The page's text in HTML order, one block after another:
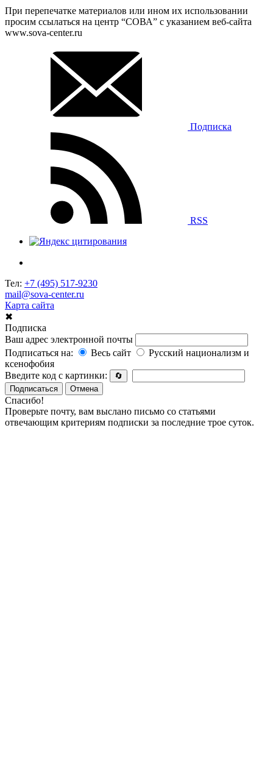
При перепечатке материалов или ином их использовании
просим ссылаться на центр “СОВА” с указанием веб-сайта
www.sova-center.ru
Подписка
RSS
Тел: +7 (495) 517-9230
mail@sova-center.ru
Карта сайта
✖
Подписка
Ваш адрес электронной почты
Подписаться на:
Весь сайт
Русский национализм и
ксенофобия
Введите код с картинки:
🔄
Подписаться
Отмена
Спасибо!
Проверьте почту, вам выслано письмо со статьями
отвечающим критериям подписки за последние трое суток.